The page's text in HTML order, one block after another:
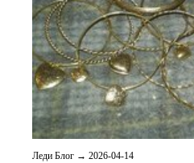
Леди Блог → 2026-04-14